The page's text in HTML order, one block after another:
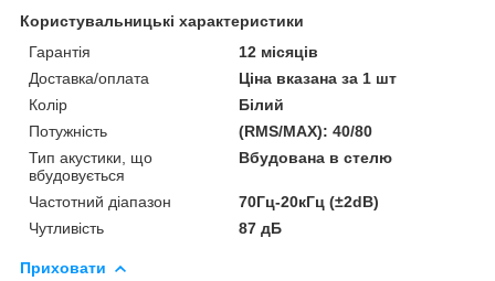
Користувальницькі характеристики
Гарантія
12 місяців
Доставка/оплата
Ціна вказана за 1 шт
Колір
Білий
Потужність
(RMS/MAX): 40/80
Тип акустики, що
вбудовується
Вбудована в стелю
Частотний діапазон
70Гц-20кГц (±2dB)
Чутливість
87 дБ
Приховати